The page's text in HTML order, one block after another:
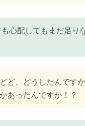
心配してもまだ足り
ど、どうしたんです
あったんですか！？